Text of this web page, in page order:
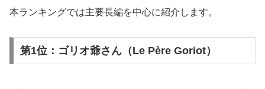
本ランキングでは主要長編を中心に紹介します。
第1位：ゴリオ爺さん（Le Père Goriot）